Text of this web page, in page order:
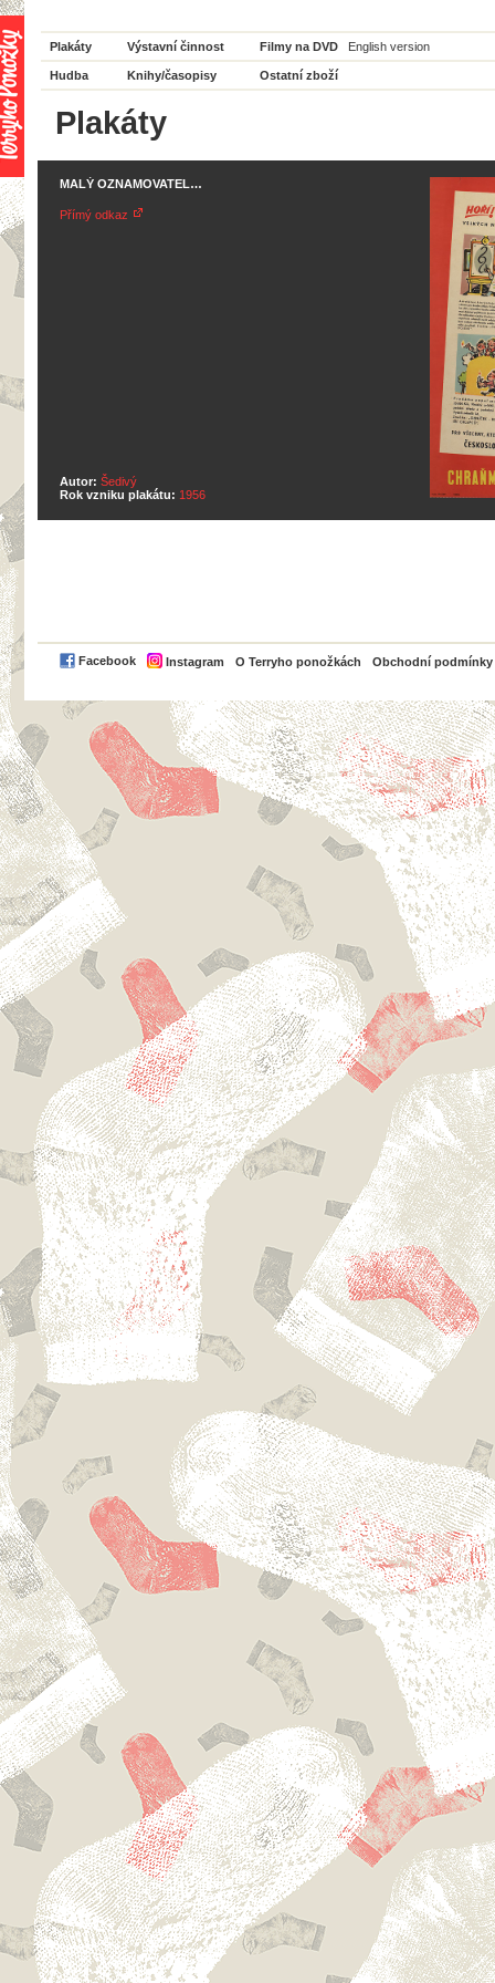
Plakáty Výstavní činnost Filmy na DVD English version
Hudba Knihy/časopisy Ostatní zboží
Plakáty
MALÝ OZNAMOVATEL…
Přímý odkaz
Autor: Šedivý
Rok vzniku plakátu: 1956
Facebook Instagram O Terryho ponožkách Obchodní podmínky
PayPal